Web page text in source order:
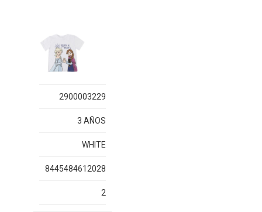
2900003229
3 AÑOS
WHITE
8445484612028
2